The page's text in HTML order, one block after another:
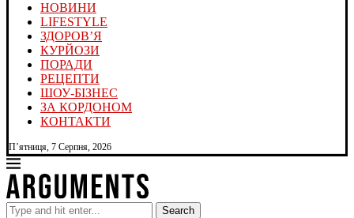
НОВИНИ
LIFESTYLE
ЗДОРОВ’Я
КУРЙОЗИ
ПОРАДИ
РЕЦЕПТИ
ШОУ-БІЗНЕС
ЗА КОРДОНОМ
КОНТАКТИ
П’ятниця, 7 Серпня, 2026
Search